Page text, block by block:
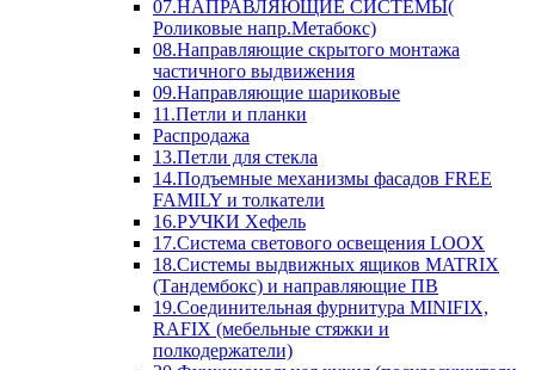
07.НАПРАВЛЯЮЩИЕ СИСТЕМЫ(
Роликовые напр.Метабокс)
08.Направляющие скрытого монтажа
частичного выдвижения
09.Направляющие шариковые
11.Петли и планки
Распродажа
13.Петли для стекла
14.Подъемные механизмы фасадов FREE
FAMILY и толкатели
16.РУЧКИ Хефель
17.Система светового освещения LOOX
18.Системы выдвижных ящиков MATRIX
(Тандембокс) и направляющие ПВ
19.Соединительная фурнитура MINIFIX,
RAFIX (мебельные стяжки и
полкодержатели)